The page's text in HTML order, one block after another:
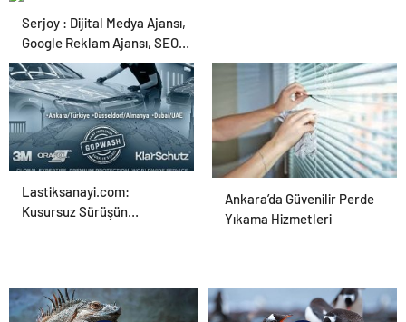
Serjoy : Dijital Medya Ajansı,
Google Reklam Ajansı, SEO
Ajansı ve Web Tasarım Ajansı
UETDS Nedir ? Uetds.com
İle Akıllı Dijital Taşımacılık
Ankara’da Güvenilir Perde
Yıkama Hizmetleri
Lastiksanayi.com:
Kusursuz Sürüşün